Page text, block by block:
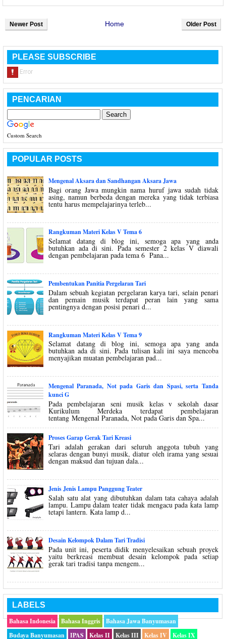
Newer Post Older Post
Home
PLEASE SUBSCRIBE
PENCARIAN
Custom Search
POPULAR POSTS
Mengenal Aksara dan Sandhangan Aksara Jawa
Bagi orang Jawa mungkin nama huruf jawa sudah tidak
asing, namun berbeda dengan mereka yang tidak terbiasa
tentu harus mempelajarinya terleb...
Rangkuman Materi Kelas V Tema 6
Selamat datang di blog ini, semoga apa yang anda
butuhkan ada di sini. Pada semester 2 kelas V diawali
dengan pembelajaran pada tema 6 Pana...
Pembentukan Panitia Pergelaran Tari
Dalam sebuah kegiatan pergelaran karya tari, selain penari
dan pemain musik terdapat peran lain yang sama
pentingnya dengan posisi penari d...
Rangkuman Materi Kelas V Tema 9
Selamat datang di blog ini, semoga apa yang anda
butuhkan ada di sini. Pada tulisan kali ini saya mencoba
menyajikan muatan pembelajaran pad...
Mengenal Paranada, Not pada Garis dan Spasi, serta Tanda
kunci G
Pada pembelajaran seni musik kelas v sekolah dasar
Kurikulum Merdeka terdapat pembelajaran
tentang Mengenal Paranada, Not pada Garis dan Spa...
Proses Garap Gerak Tari Kreasi
Tari adalah gerakan dari seluruh anggota tubuh yang
selaras dengan bunyi musik, diatur oleh irama yang sesuai
dengan maksud dan tujuan dala...
Jenis Jenis Lampu Panggung Teater
Salah satu alat yang dibutuhkan dalam tata cahaya adalah
lampu. Lampu dalam teater tidak mengacu pada kata lamp
tetapi lantern. Kata lamp d...
Desain Kelompok Dalam Tari Tradisi
Pada unit ini, peserta didik menyelesaikan sebuah proyek
yaitu berkreasi membuat desain kelompok pada setiap
gerak tari tradisi tanpa mengem...
LABELS
Bahasa Indonesia
Bahasa Inggris
Bahasa Jawa Banyumasan
Budaya Banyumasan
IPAS Kelas II Kelas III Kelas IV Kelas IX